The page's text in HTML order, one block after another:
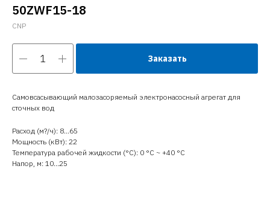
50ZWF15-18
CNP
Заказать
Самовсасывающий малозасоряемый электронасосный агрегат для
сточных вод
Расход (м?/ч): 8…65
Мощность (кВт): 22
Температура рабочей жидкости (°C): 0 °С ~ +40 °С
Напор, м: 10…25